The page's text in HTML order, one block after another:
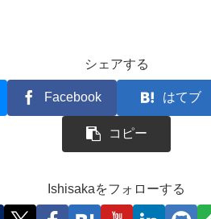
シェアする
Facebook はてブ
コピー
Ishisakaをフォローする